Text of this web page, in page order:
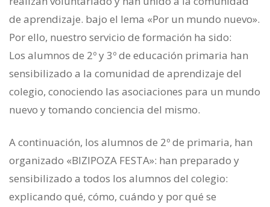
de aprendizaje. bajo el lema «Por un mundo nuevo».
Por ello, nuestro servicio de formación ha sido:
Los alumnos de 2º y 3º de educación primaria han
sensibilizado a la comunidad de aprendizaje del
colegio, conociendo las asociaciones para un mundo
nuevo y tomando conciencia del mismo.
A continuación, los alumnos de 2º de primaria, han
organizado «BIZIPOZA FESTA»: han preparado y
sensibilizado a todos los alumnos del colegio:
explicando qué, cómo, cuándo y por qué se